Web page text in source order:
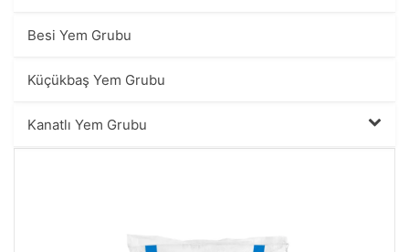
Besi Yem Grubu
Küçükbaş Yem Grubu
Kanatlı Yem Grubu
Hindi ve Kaz Yemi Grubu